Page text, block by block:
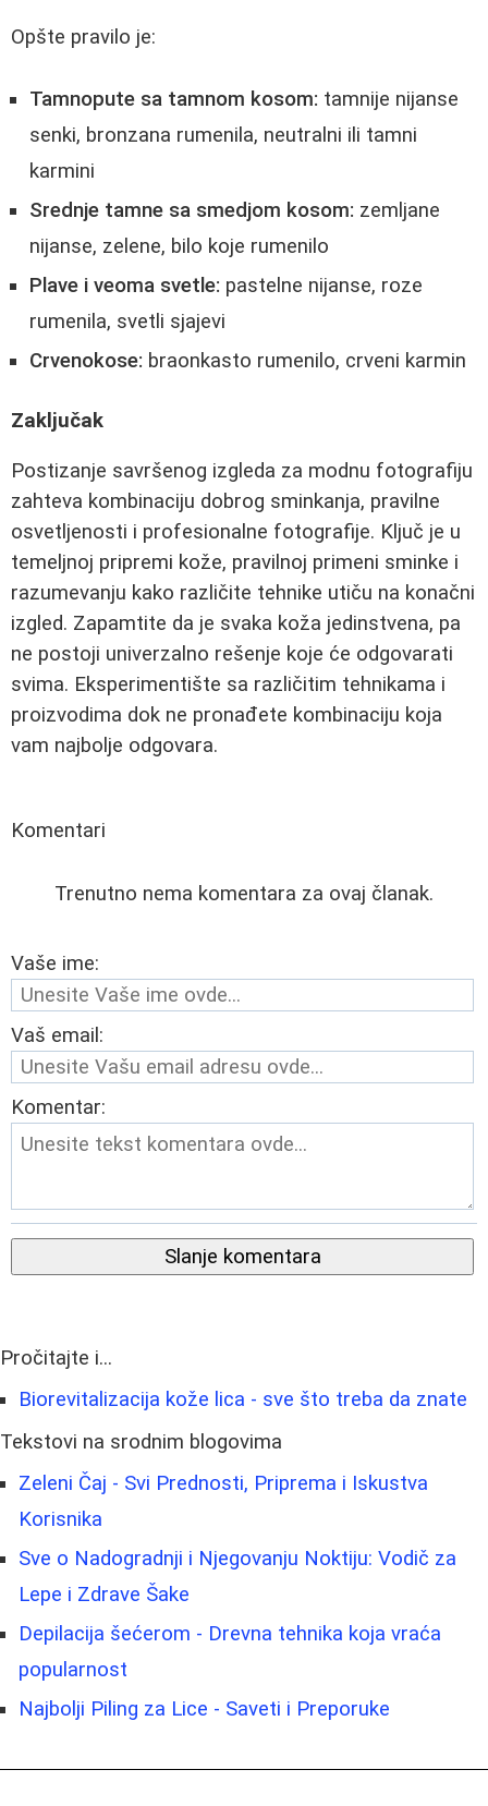
Opšte pravilo je:
Tamnopute sa tamnom kosom: tamnije nijanse
senki, bronzana rumenila, neutralni ili tamni
karmini
Srednje tamne sa smedjom kosom: zemljane
nijanse, zelene, bilo koje rumenilo
Plave i veoma svetle: pastelne nijanse, roze
rumenila, svetli sjajevi
Crvenokose: braonkasto rumenilo, crveni karmin
Zaključak
Postizanje savršenog izgleda za modnu fotografiju
zahteva kombinaciju dobrog sminkanja, pravilne
osvetljenosti i profesionalne fotografije. Ključ je u
temeljnoj pripremi kože, pravilnoj primeni sminke i
razumevanju kako različite tehnike utiču na konačni
izgled. Zapamtite da je svaka koža jedinstvena, pa
ne postoji univerzalno rešenje koje će odgovarati
svima. Eksperimentište sa različitim tehnikama i
proizvodima dok ne pronađete kombinaciju koja
vam najbolje odgovara.
Komentari
Trenutno nema komentara za ovaj članak.
Vaše ime:
Vaš email:
Komentar:
Slanje komentara
Pročitajte i...
Biorevitalizacija kože lica - sve što treba da znate
Tekstovi na srodnim blogovima
Zeleni Čaj - Svi Prednosti, Priprema i Iskustva
Korisnika
Sve o Nadogradnji i Njegovanju Noktiju: Vodič za
Lepe i Zdrave Šake
Depilacija šećerom - Drevna tehnika koja vraća
popularnost
Najbolji Piling za Lice - Saveti i Preporuke